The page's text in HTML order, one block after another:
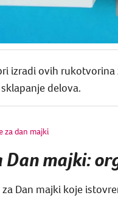
izradi ovih
delova.
za dan majki
Dan majki:
Dan majki koje